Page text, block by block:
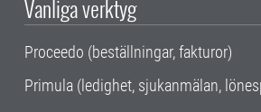
Vanliga verktyg
Proceedo (beställningar, fakturor)
Primula (ledighet, sjukanmälan,